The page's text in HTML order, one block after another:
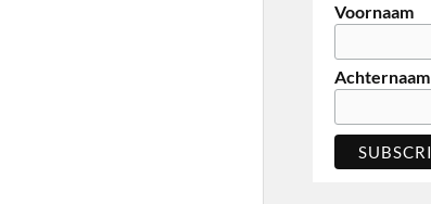
Voornaam
Achternaam